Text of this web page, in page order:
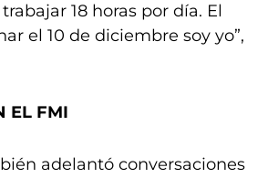
18 horas por día. El
el 10 de diciembre soy yo”,
EL FMI
adelantó conversaciones